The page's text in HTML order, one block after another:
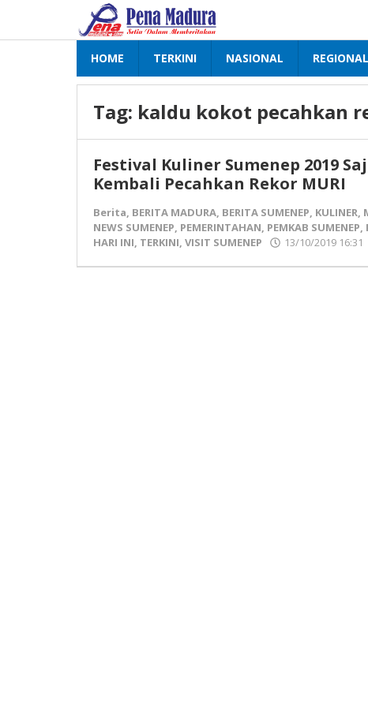
konten
HOME TERKINI NASIONAL REGIONAL
Tag: kaldu kokot pecahkan
Festival Kuliner Sumenep 2019
Kembali Pecahkan Rekor MURI
Berita, BERITA MADURA, BERITA SUMENEP, KULINER,
NEWS SUMENEP, PEMERINTAHAN, PEMKAB SUMENEP,
HARI INI, TERKINI, VISIT SUMENEP 13/10/2019 16:31